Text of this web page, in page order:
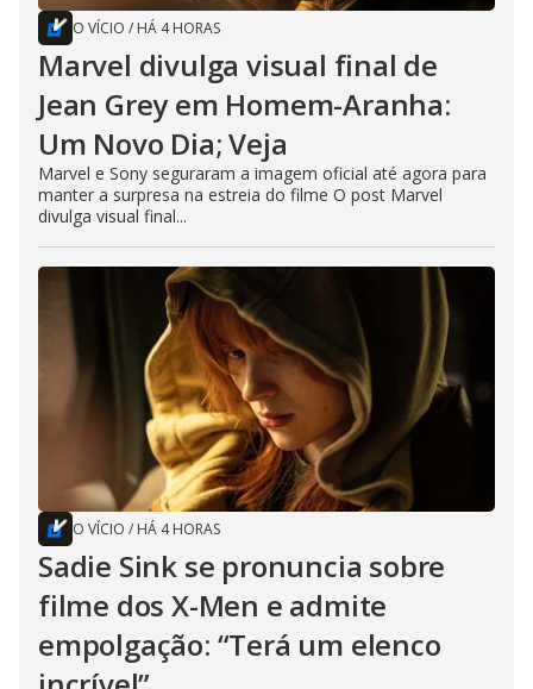
O VÍCIO / HÁ 4 HORAS
Marvel divulga visual final de
Jean Grey em Homem-Aranha:
Um Novo Dia; Veja
Marvel e Sony seguraram a imagem oficial até agora para
manter a surpresa na estreia do filme O post Marvel
divulga visual final...
O VÍCIO / HÁ 4 HORAS
Sadie Sink se pronuncia sobre
filme dos X-Men e admite
empolgação: “Terá um elenco